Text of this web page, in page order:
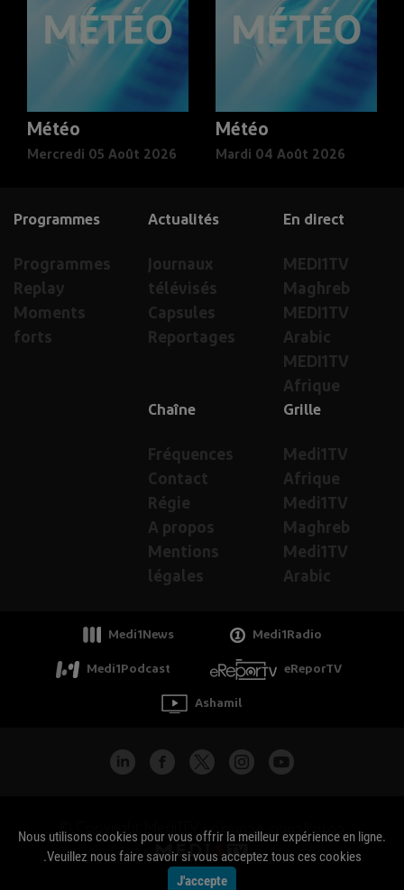
Météo
Mercredi 05 Août 2026
Météo
Mardi 04 Août 2026
En direct
MEDI1TV
Maghreb
MEDI1TV
Arabic
MEDI1TV
Afrique
Actualités
Journaux
télévisés
Capsules
Reportages
Programmes
Programmes
Replay
Moments
forts
Grille
Medi1TV
Afrique
Medi1TV
Maghreb
Medi1TV
Arabic
Chaîne
Fréquences
Contact
Régie
A propos
Mentions
légales
Medi1News Medi1Radio
Medi1Podcast eReporTV
Ashamil
جميع الحقوق محفوظة - Copyright Medi1TV ©
Nous utilisons cookies pour vous offrir la meilleur expérience en ligne.
Veuillez nous faire savoir si vous acceptez tous ces cookies.
J'accepte